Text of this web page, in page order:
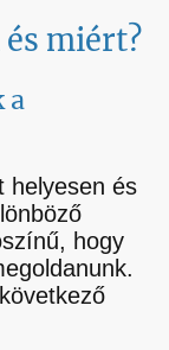
miért?
a
helyesen és
hogy